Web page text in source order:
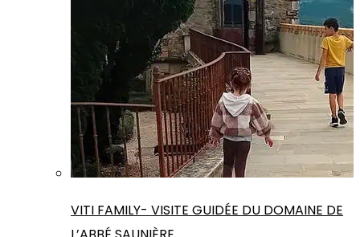
VITI FAMILY- VISITE GUIDÉE DU DOMAINE DE